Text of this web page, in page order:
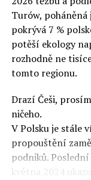
velký úspěch. Za
milionu euro,
komentováno
kontrolorů
praní peněz či
Tuskova čísla
Ziemkiewicz. „Ve
Tusk tvrdil, že za
prodalo 600 000
vytvořena
ale pouze na to,
prostřednictvím
Turów, poháněná
pokrývá 7 %
potěší ekology
rozhodně ne
tomto regionu.
Drazí Češi,
ničeho.
V Polsku je stále
propouštění
podniků.
května 2024